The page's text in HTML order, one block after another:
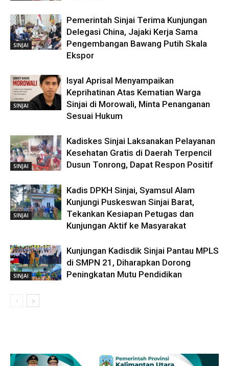
SINJAI
Pemerintah Sinjai Terima Kunjungan
Delegasi China, Jajaki Kerja Sama
Pengembangan Bawang Putih Skala
Ekspor
SINJAI
Isyal Aprisal Menyampaikan
Keprihatinan Atas Kematian Warga
Sinjai di Morowali, Minta Penanganan
Sesuai Hukum
SINJAI
Kadiskes Sinjai Laksanakan Pelayanan
Kesehatan Gratis di Daerah Terpencil
Dusun Tonrong, Dapat Respon Positif
SINJAI
Kadis DPKH Sinjai, Syamsul Alam
Kunjungi Puskeswan Sinjai Barat,
Tekankan Kesiapan Petugas dan
Kunjungan Aktif ke Masyarakat
SINJAI
Kunjungan Kadisdik Sinjai Pantau MPLS
di SMPN 21, Diharapkan Dorong
Peningkatan Mutu Pendidikan